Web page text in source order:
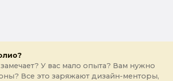
У вас мало опыта? Вам нужно
Все это заряжают дизайн-менторы,